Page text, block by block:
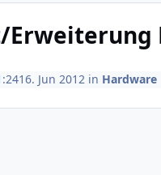
16. Jun 2012in Hardware